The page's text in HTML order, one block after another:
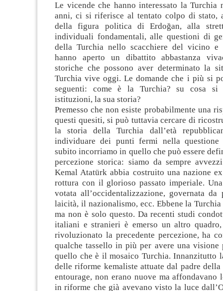
Le vicende che hanno interessato la
anni, ci si riferisce al tentato colpo di stato,
della figura politica di Erdoğan, alla
individuali fondamentali, alle questioni di
della Turchia nello scacchiere del vicino e
hanno aperto un dibattito abbastanza
storiche che possono aver determinato la
Turchia vive oggi.Le domande che i più si
seguenti: come è la Turchia? su cosa si
istituzioni, la sua storia?
Premesso che non esiste probabilmente una
questi quesiti, si può tuttavia cercare di
la storia della Turchia dall’età
individuare dei punti fermi nella
subito incorriamo in quello che può essere
percezione storica: siamo da sempre
Kemal Atatürk abbia costruito una nazione
rottura con il glorioso passato imperiale.
votata all’occidentalizzazione, governata
laicità, il nazionalismo, ecc. Ebbene la Turchia
ma non è solo questo. Da recenti studi
italiani e stranieri è emerso un altro
rivoluzionato la precedente percezione, ha
qualche tassello in più per avere una visione
quello che è il mosaico Turchia. Innanzitutto
delle riforme kemaliste attuate dal padre
entourage, non erano nuove ma affondavano
in riforme che già avevano visto la luce